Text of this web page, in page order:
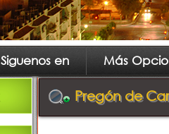
Siguenos en Más
Pregón de